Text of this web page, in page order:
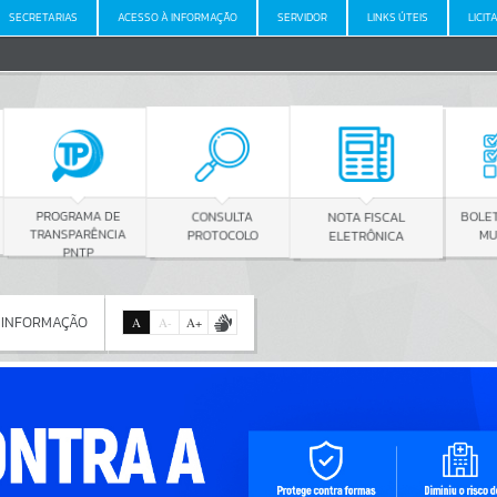
SECRETARIAS ACESSO À INFORMAÇÃO SERVIDOR LINKS ÚTEIS
CONSULTA
PROTOCOLO
NOTA FISCAL
ELETRÔNICA
BOLETIM OFICIAL
MUNICIPAL
A A- A+